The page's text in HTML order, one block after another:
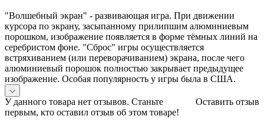
"Волшебный экран" - развивающая игра. При движении
курсора по экрану, засыпанному прилипшим алюминиевым
порошком, изображение появляется в форме тёмных линий на
серебристом фоне. "Сброс" игры осуществляется
встряхиванием (или переворачиванием) экрана, после чего
алюминиевый порошок полностью закрывает предыдущее
изображение. Особая популярность у игры была в США.
Оставить отзыв
У данного товара нет отзывов. Станьте
первым, кто оставил отзыв об этом товаре!